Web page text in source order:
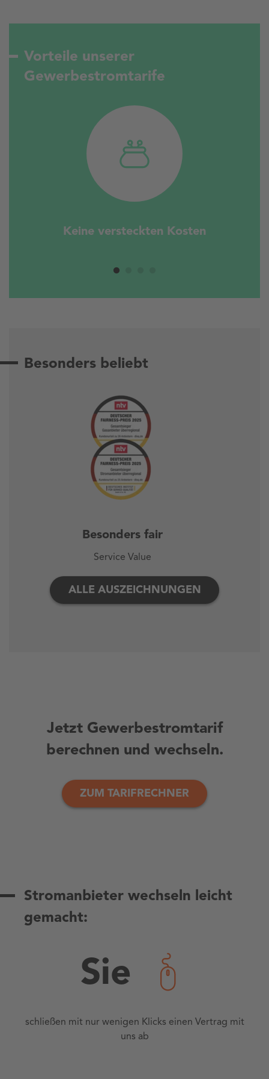
Vorteile unserer
Gewerbestromtarife
Keine versteckten Kosten
Besonders beliebt
Besonders fair
Service Value
ALLE AUSZEICHNUNGEN
Jetzt Gewerbestromtarif
berechnen und wechseln.
ZUM TARIFRECHNER
Stromanbieter wechseln leicht
gemacht:
Sie
schließen mit nur wenigen Klicks einen Vertrag mit
uns ab